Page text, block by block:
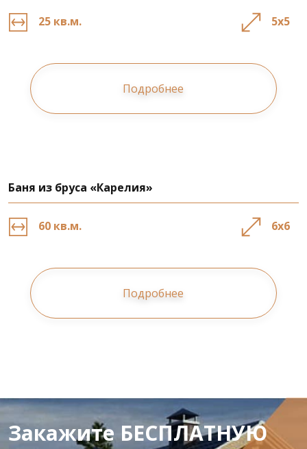
25 кв.м. 5х5
Подробнее
Баня из бруса «Карелия»
60 кв.м. 6х6
Подробнее
Закажите БЕСПЛАТНУЮ